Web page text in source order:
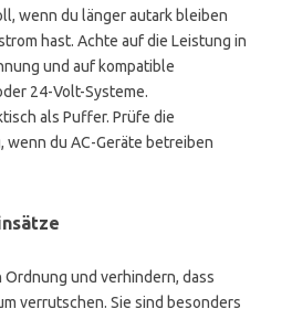
wenn du länger autark bleiben
hast. Achte auf die Leistung in
und auf kompatible
24-Volt-Systeme.
als Puffer. Prüfe die
du AC-Geräte betreiben
und verhindern, dass
verrutschen. Sie sind besonders